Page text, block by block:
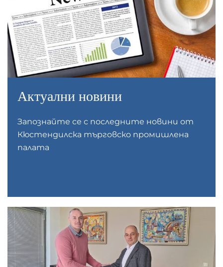
Актуални новини
Запознайте се с последните новини от
Кюстендилска търговско промишлена
палата